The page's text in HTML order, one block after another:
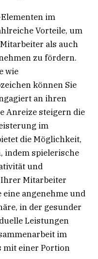
im
Vorteile, um
als auch
zu fördern.
wie
können Sie
an ihren
Anreize steigern die
im
die Möglichkeit,
indem spielerische
und
Mitarbeiter
angenehme und
in der gesunder
Leistungen
im
mit einer Portion